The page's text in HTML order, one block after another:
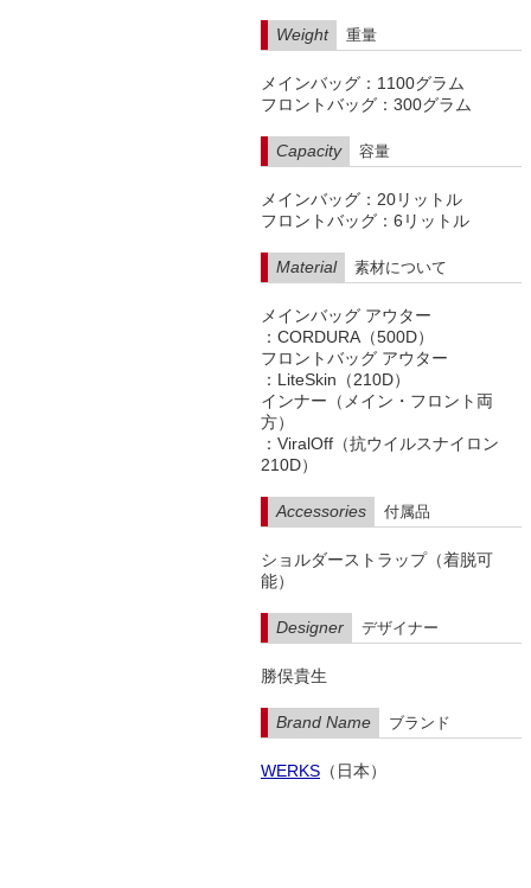
Weight 重量
メインバッグ：1100グラム
フロントバッグ：300グラム
Capacity 容量
メインバッグ：20リットル
フロントバッグ：6リットル
Material 素材について
メインバッグ アウター
：CORDURA（500D）
フロントバッグ アウター
：LiteSkin（210D）
インナー（メイン・フロント両
方）
：ViralOff（抗ウイルスナイロン
210D）
Accessories 付属品
ショルダーストラップ（着脱可
能）
Designer デザイナー
勝俣貴生
Brand Name ブランド
WERKS （日本）